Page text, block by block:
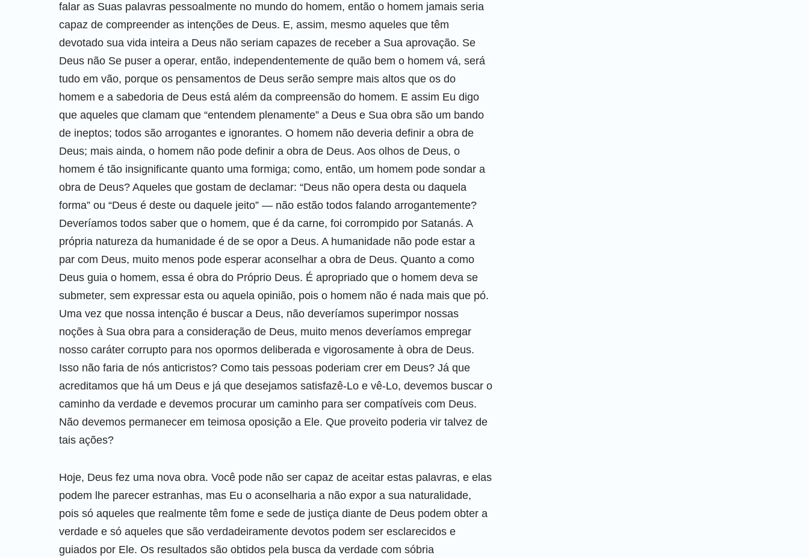
falar as Suas palavras pessoalmente no mundo do homem, então o homem jamais seria
capaz de compreender as intenções de Deus. E, assim, mesmo aqueles que têm
devotado sua vida inteira a Deus não seriam capazes de receber a Sua aprovação. Se
Deus não Se puser a operar, então, independentemente de quão bem o homem vá, será
tudo em vão, porque os pensamentos de Deus serão sempre mais altos que os do
homem e a sabedoria de Deus está além da compreensão do homem. E assim Eu digo
que aqueles que clamam que “entendem plenamente” a Deus e Sua obra são um bando
de ineptos; todos são arrogantes e ignorantes. O homem não deveria definir a obra de
Deus; mais ainda, o homem não pode definir a obra de Deus. Aos olhos de Deus, o
homem é tão insignificante quanto uma formiga; como, então, um homem pode sondar a
obra de Deus? Aqueles que gostam de declamar: “Deus não opera desta ou daquela
forma” ou “Deus é deste ou daquele jeito” — não estão todos falando arrogantemente?
Deveríamos todos saber que o homem, que é da carne, foi corrompido por Satanás. A
própria natureza da humanidade é de se opor a Deus. A humanidade não pode estar a
par com Deus, muito menos pode esperar aconselhar a obra de Deus. Quanto a como
Deus guia o homem, essa é obra do Próprio Deus. É apropriado que o homem deva se
submeter, sem expressar esta ou aquela opinião, pois o homem não é nada mais que pó.
Uma vez que nossa intenção é buscar a Deus, não deveríamos superimpor nossas
noções à Sua obra para a consideração de Deus, muito menos deveríamos empregar
nosso caráter corrupto para nos opormos deliberada e vigorosamente à obra de Deus.
Isso não faria de nós anticristos? Como tais pessoas poderiam crer em Deus? Já que
acreditamos que há um Deus e já que desejamos satisfazê-Lo e vê-Lo, devemos buscar o
caminho da verdade e devemos procurar um caminho para ser compatíveis com Deus.
Não devemos permanecer em teimosa oposição a Ele. Que proveito poderia vir talvez de
tais ações?
Hoje, Deus fez uma nova obra. Você pode não ser capaz de aceitar estas palavras, e elas
podem lhe parecer estranhas, mas Eu o aconselharia a não expor a sua naturalidade,
pois só aqueles que realmente têm fome e sede de justiça diante de Deus podem obter a
verdade e só aqueles que são verdadeiramente devotos podem ser esclarecidos e
guiados por Ele. Os resultados são obtidos pela busca da verdade com sóbria